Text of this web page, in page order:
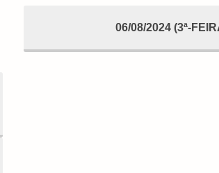
06/08/2024 (3ª-